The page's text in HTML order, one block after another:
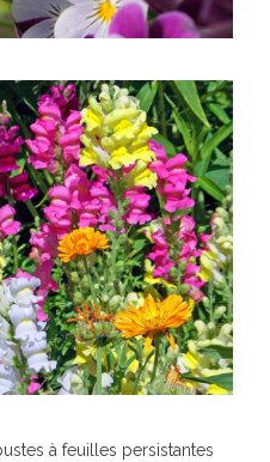
à feuilles persistantes